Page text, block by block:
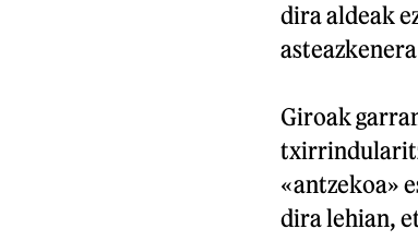
dira aldeak
Giroak
«antzekoa»
dira lehian,